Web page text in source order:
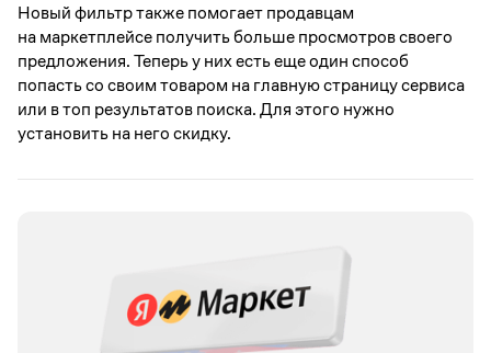
Новый фильтр также помогает продавцам
на маркетплейсе получить больше просмотров своего
предложения. Теперь у них есть еще один способ
попасть со своим товаром на главную страницу сервиса
или в топ результатов поиска. Для этого нужно
установить на него скидку.